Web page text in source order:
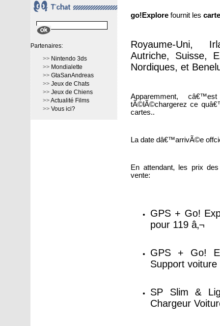
Partenaires:
>> Nintendo 3ds
>> Mondialette
>> GtaSanAndreas
>> Jeux de Chats
>> Jeux de Chiens
>>Actualité Films
>> Vous ici?
go!Explore fournit les
Royaume-Uni,
Autriche, Suisse,
Nordiques, et
Apparemment,
tÃ©lÃ©chargerez ce
cartes..
La date dâ€™arrivÃ©e
En attendant, les prix
vente:
GPS + Go!
pour 119 â‚¬
GPS + Go!
Support voiture
SP Slim &
Chargeur